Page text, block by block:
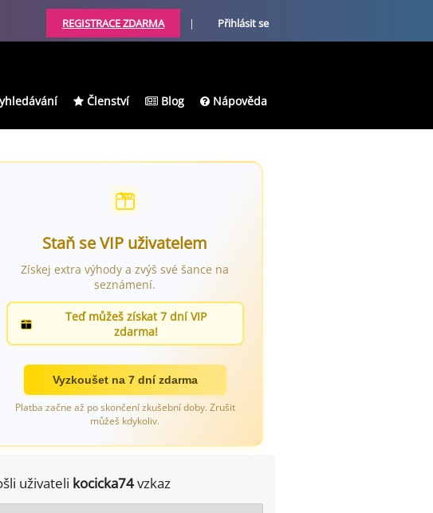
REGISTRACE ZDARMA | Přihlásit se
Členství Blog Nápověda
Staň se VIP uživatelem
Získej extra výhody a zvýš své šance na
seznámení.
Teď můžeš získat 7 dní VIP
zdarma!
Vyzkoušet na 7 dní zdarma
Platba začne až po skončení zkušební doby. Zrušit
můžeš kdykoliv.
uživateli kocicka74vzkaz